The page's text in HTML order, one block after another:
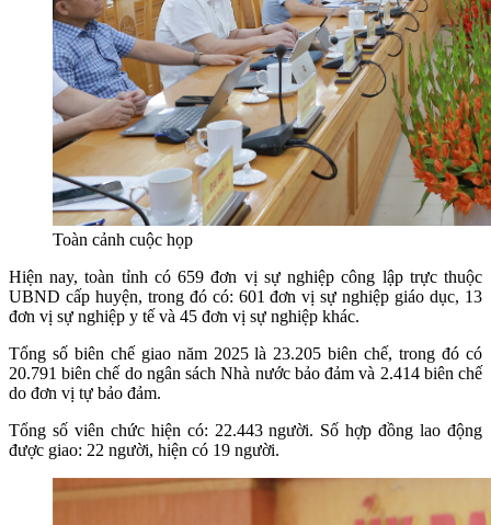
Toàn cảnh cuộc họp
Hiện nay, toàn tỉnh có 659 đơn vị sự nghiệp công lập trực thuộc
UBND cấp huyện, trong đó có: 601 đơn vị sự nghiệp giáo dục, 13
đơn vị sự nghiệp y tế và 45 đơn vị sự nghiệp khác.
Tổng số biên chế giao năm 2025 là 23.205 biên chế, trong đó có
20.791 biên chế do ngân sách Nhà nước bảo đảm và 2.414 biên chế
do đơn vị tự bảo đảm.
Tổng số viên chức hiện có: 22.443 người. Số hợp đồng lao động
được giao: 22 người, hiện có 19 người.